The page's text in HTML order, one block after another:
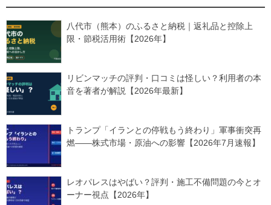
八代市（熊本）のふるさと納税｜返礼品と控除上
限・節税活用術【2026年】
リビンマッチの評判・口コミは怪しい？利用者の本
音を著者が解説【2026年最新】
トランプ「イランとの停戦もう終わり」軍事衝突再
燃——株式市場・原油への影響【2026年7月速報】
レオパレスはやばい？評判・施工不備問題の今とオ
ーナー視点【2026年】